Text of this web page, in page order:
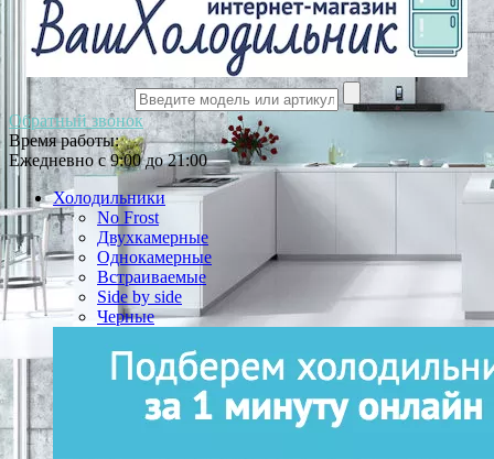
Обратный звонок
Время работы:
Ежедневно с 9:00 до 21:00
Холодильники
No Frost
Двухкамерные
Однокамерные
Встраиваемые
Side by side
Черные